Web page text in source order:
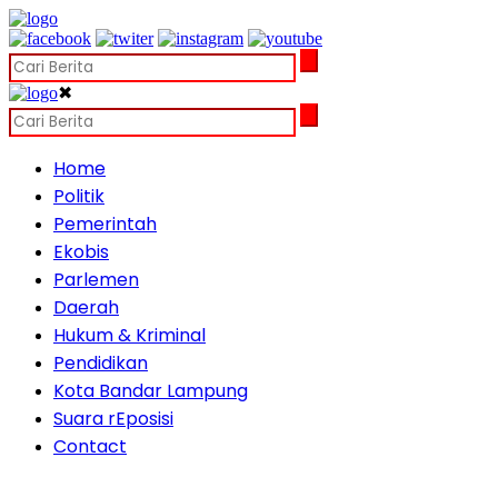
✖
Home
Politik
Pemerintah
Ekobis
Parlemen
Daerah
Hukum & Kriminal
Pendidikan
Kota Bandar Lampung
Suara rEposisi
Contact